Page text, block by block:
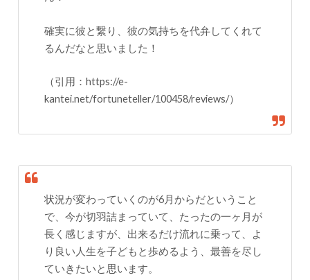
確実に彼と繋り、彼の気持ちを代弁してくれて
るんだなと思いました！
（引用：https://e-
kantei.net/fortuneteller/100458/reviews/）
状況が変わっていくのが6月からだということ
で、今が切羽詰まっていて、たったの一ヶ月が
長く感じますが、出来るだけ流れに乗って、よ
り良い人生を子どもと歩めるよう、最善を尽し
ていきたいと思います。